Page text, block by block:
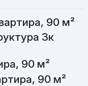
90 м²
3к
90 м²
90 м²